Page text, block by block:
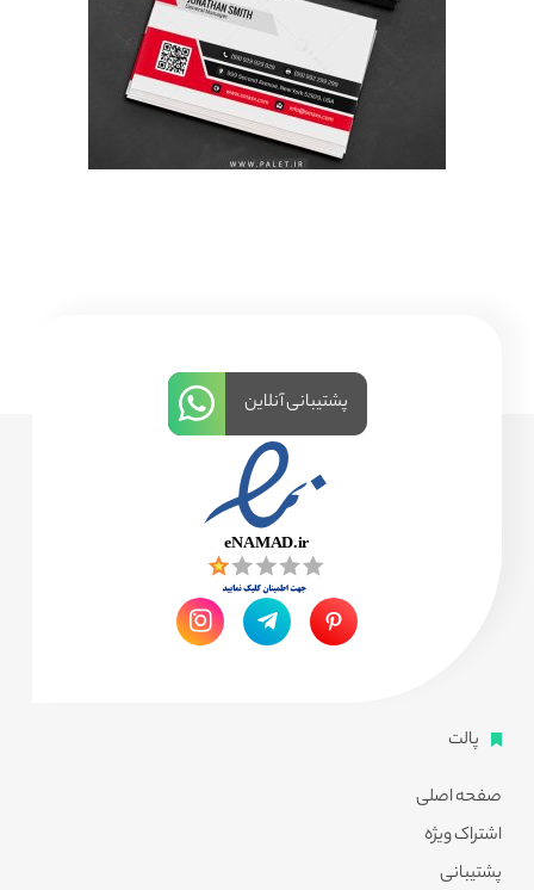
پالت
صفحه اصلی
اشتراک ویژه
پشتیبانی
پشتیبانی آنلاین